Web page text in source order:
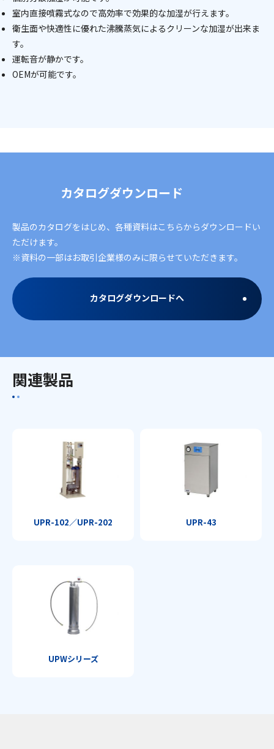
室内直接噴霧式なので高効率で効果的な加湿が行えます。
衛生面や快適性に優れた沸騰蒸気によるクリーンな加湿が出来ま
す。
運転音が静かです。
OEMが可能です。
カタログダウンロード
製品のカタログをはじめ、各種資料はこちらからダウンロードい
ただけます。
※資料の一部はお取引企業様のみに限らせていただきます。
カタログダウンロードへ
関連製品
UPR-102／UPR-202 UPR-43
UPWシリーズ